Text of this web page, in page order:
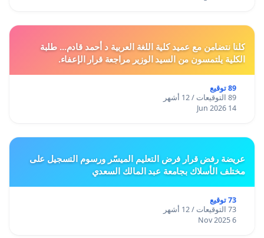
كلنا نتضامن مع عميد كلية اللغة العربية د أحمد قادم... طلبة
الكلية يلتمسون من السيد الوزير مراجعة قرار الإعفاء.
89 توقيع
89 التوقيعات / 12 أشهر
14 Jun 2026
عريضة رفض قرار فرض التعليم الميسّر ورسوم التسجيل على
مختلف الأسلاك بجامعة عبد المالك السعدي
73 توقيع
73 التوقيعات / 12 أشهر
6 Nov 2025